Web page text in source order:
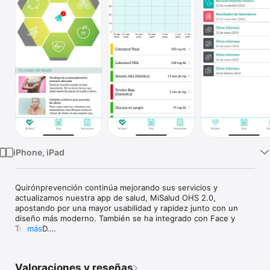
TV
iPhone, iPad
Quirónprevención continúa mejorando sus servicios y
actualizamos nuestra app de salud, MiSalud OHS 2.0,
apostando por una mayor usabilidad y rapidez junto con un
diseño más moderno. También se ha integrado con Face y
Touch ID.
más
Valoraciones y reseñas